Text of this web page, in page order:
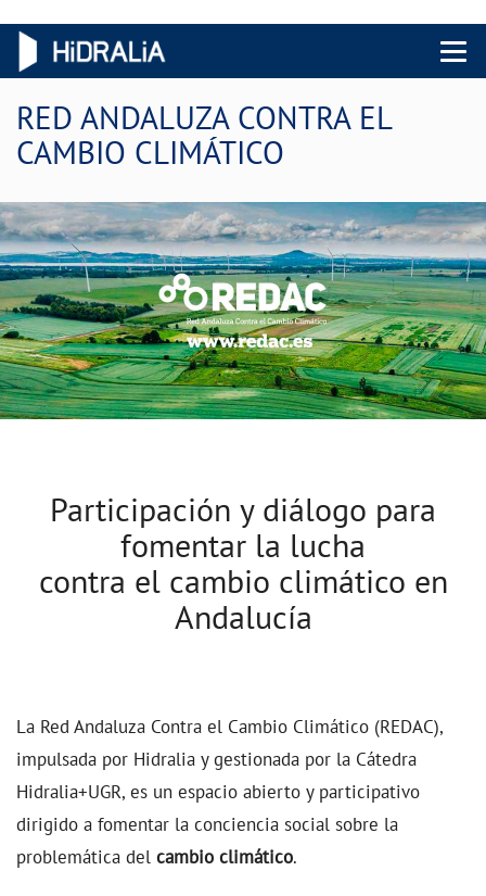
Menu
RED ANDALUZA CONTRA EL
CAMBIO CLIMÁTICO
Participación y diálogo para
fomentar la lucha
contra el cambio climático en
Andalucía
La Red Andaluza Contra el Cambio Climático (REDAC),
impulsada por Hidralia y gestionada por la Cátedra
Hidralia+UGR, es un espacio abierto y participativo
dirigido a fomentar la conciencia social sobre la
problemática del cambio climático.